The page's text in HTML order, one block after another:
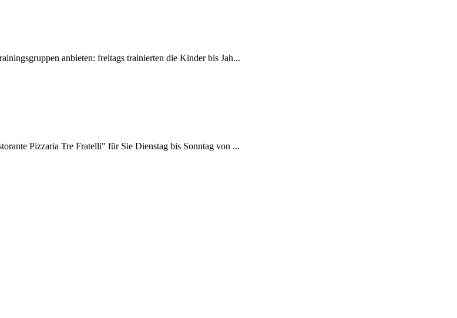
anbieten: freitags trainierten die Kinder bis Jah...
Pizzaria Tre Fratelli" für Sie Dienstag bis Sonntag von ...